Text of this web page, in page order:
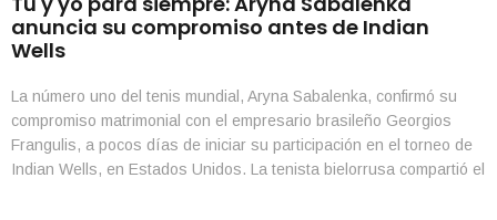
anuncia su compromiso antes de Indian
Wells
La número uno del tenis mundial, Aryna Sabalenka, confirmó su
compromiso matrimonial con el empresario brasileño Georgios
Frangulis, a pocos días de iniciar su participación en el torneo de
Indian Wells, en Estados Unidos. La tenista bielorrusa compartió el